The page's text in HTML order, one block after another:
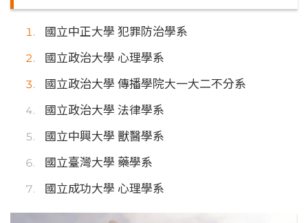
國立中正大學 犯罪防治學系
國立政治大學 心理學系
國立政治大學 傳播學院大一大二不分系
國立政治大學 法律學系
國立中興大學 獸醫學系
國立臺灣大學 藥學系
國立成功大學 心理學系